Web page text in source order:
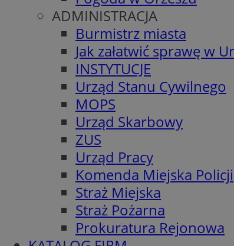
ADMINISTRACJA
Burmistrz miasta
Jak załatwić sprawę w
INSTYTUCJE
Urząd Stanu Cywilnego
MOPS
Urząd Skarbowy
ZUS
Urząd Pracy
Komenda Miejska Policji
Straż Miejska
Straż Pożarna
Prokuratura Rejonowa